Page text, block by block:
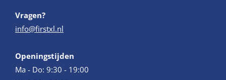
Vragen?
info@firstxl.nl
Openingstijden
Ma - Do: 9:30 - 19:00